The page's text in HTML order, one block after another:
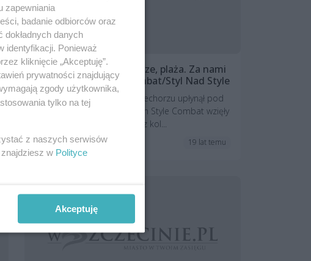
Graffiti, rap, słońce, morze, plaża. Za nami
trzecia edycja Style Combat/Styl Nad Style
Pierwszy dzień imprezy w Niechorzu upłynął pod
znakiem graffiti. W zawodach Style Combat wzięły
udział 24 malarzy. Najlepiej z kol...
Relacje i fotorelacje 19 lat temu
zapewniania
badanie odbiorców oraz
dokładnych danych
identyfikacji. Ponieważ
kliknięcie „Akceptuję”.
prywatności znajdujący
zgody użytkownika,
tylko na tej
z naszych serwisów
w Polityce
Akceptuję